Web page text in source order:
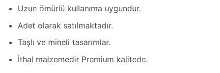
Uzun ömürlü kullanıma uygundur.
Adet olarak satılmaktadır.
Taşlı ve mineli tasarımlar.
İthal malzemedir Premium kalitede.